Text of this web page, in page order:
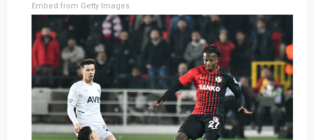
Embed from Getty Images